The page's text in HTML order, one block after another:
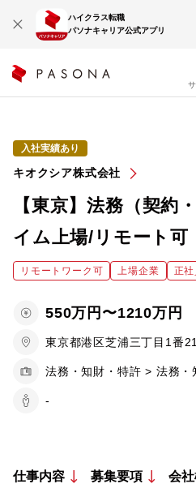
ハイクラス転職
パソナキャリア公式アプリ
入社実績あり
キオクシア株式会社
【東京】法務（契約
イム上場/リモート可
リモートワーク可 上場企業 正社
550万円〜1210万円
東京都港区芝浦三丁目1番
法務・知財・特許 > 法務・
-
仕事内容 募集要項 会